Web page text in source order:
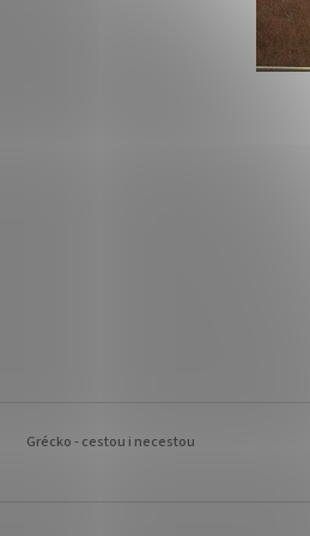
Grécko - cestou i necestou